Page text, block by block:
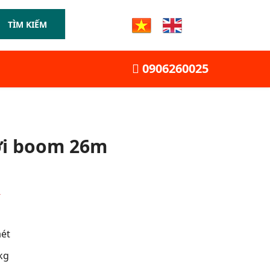
TÌM KIẾM
0906260025
boom 26m